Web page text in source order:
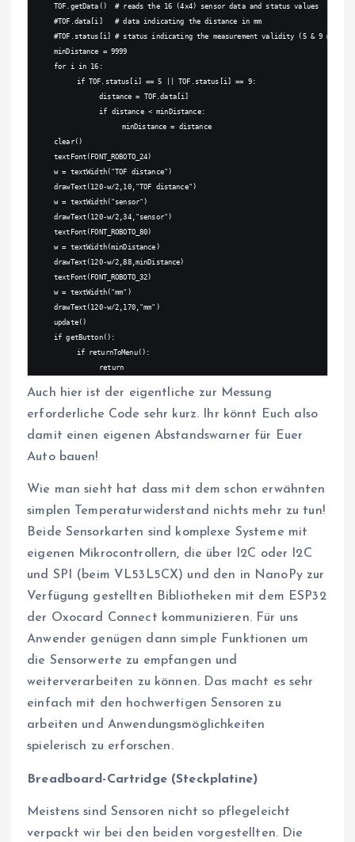
TOF.getData()  # reads the 16 (4x4) sensor data and status values
#TOF.data[i]   # data indicating the distance in mm
#TOF.status[i] # status indicating the measurement validity (5 & 9 means
minDistance = 9999
for i in 16:
if TOF.status[i] == 5 || TOF.status[i] == 9:
distance = TOF.data[i]
if distance < minDistance:
minDistance = distance
clear()
textFont(FONT_ROBOTO_24)
w = textWidth("TOF distance")
drawText(120-w/2,10,"TOF distance")
w = textWidth("sensor")
drawText(120-w/2,34,"sensor")
textFont(FONT_ROBOTO_80)
w = textWidth(minDistance)
drawText(120-w/2,88,minDistance)
textFont(FONT_ROBOTO_32)
w = textWidth("mm")
drawText(120-w/2,170,"mm")
update()
if getButton():
if returnToMenu():
return
Auch hier ist der eigentliche zur Messung
erforderliche Code sehr kurz. Ihr könnt Euch also
damit einen eigenen Abstandswarner für Euer
Auto bauen!
Wie man sieht hat dass mit dem schon erwähnten
simplen Temperaturwiderstand nichts mehr zu tun!
Beide Sensorkarten sind komplexe Systeme mit
eigenen Mikrocontrollern, die über I2C oder I2C
und SPI (beim VL53L5CX) und den in NanoPy zur
Verfügung gestellten Bibliotheken mit dem ESP32
der Oxocard Connect kommunizieren. Für uns
Anwender genügen dann simple Funktionen um
die Sensorwerte zu empfangen und
weiterverarbeiten zu können. Das macht es sehr
einfach mit den hochwertigen Sensoren zu
arbeiten und Anwendungsmöglichkeiten
spielerisch zu erforschen.
Breadboard-Cartridge (Steckplatine)
Meistens sind Sensoren nicht so pflegeleicht
verpackt wir bei den beiden vorgestellten. Die